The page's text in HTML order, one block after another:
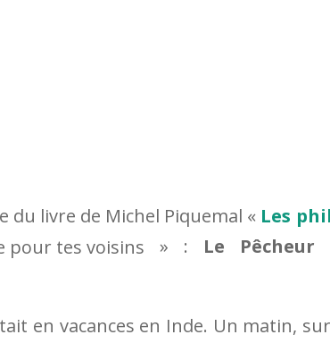
du livre de Michel Piquemal « Les
» : Le Pêcheur
en vacances en Inde. Un matin,